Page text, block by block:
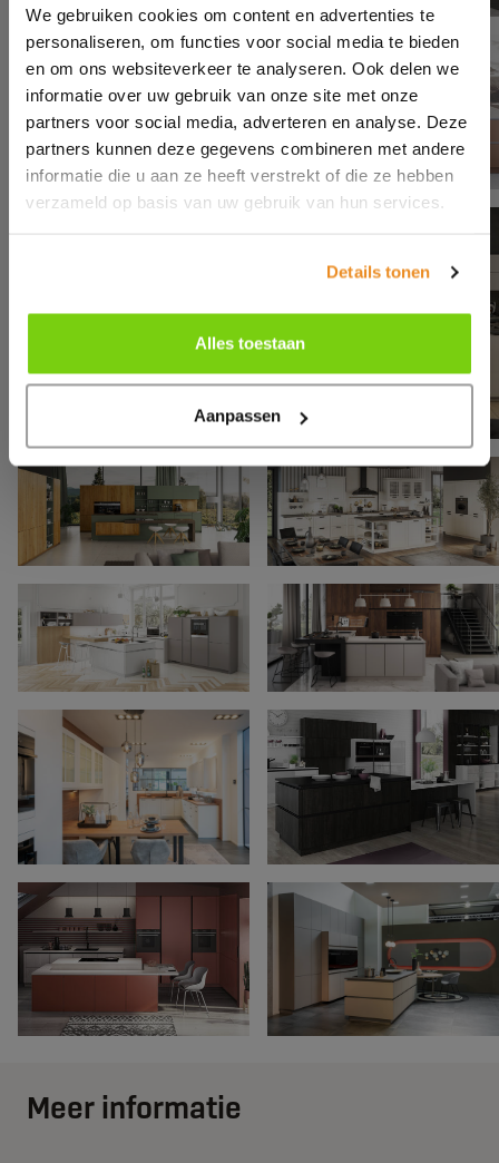
We gebruiken cookies om content en advertenties te
personaliseren, om functies voor social media te bieden
en om ons websiteverkeer te analyseren. Ook delen we
informatie over uw gebruik van onze site met onze
partners voor social media, adverteren en analyse. Deze
partners kunnen deze gegevens combineren met andere
informatie die u aan ze heeft verstrekt of die ze hebben
verzameld op basis van uw gebruik van hun services.
Details tonen
Alles toestaan
Aanpassen
Meer informatie